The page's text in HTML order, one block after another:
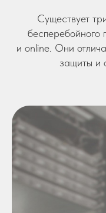
Существует
бесперебойного
и online. Они
защиты и